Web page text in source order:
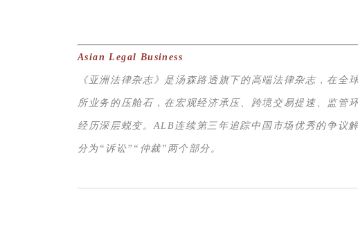
Asian Legal Business
《亚洲法律杂志》是汤森路透旗下的高端法律杂志，在全
所业务的压舱石，在宏观经济承压、跨境交易提速、监管
经历深层蜕变。ALB连续第三年追踪中国市场优秀的争议
分为“诉讼”“仲裁”两个部分。